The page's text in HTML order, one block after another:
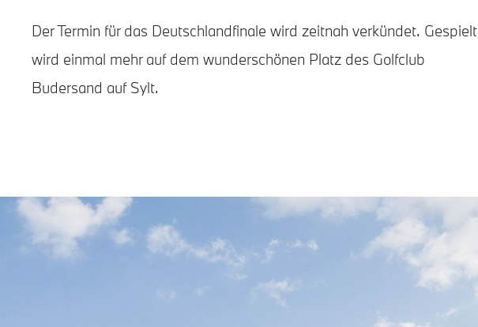
Der Termin für das Deutschlandfinale wird zeitnah verkündet. Gespielt
wird einmal mehr auf dem wunderschönen Platz des Golfclub
Budersand auf Sylt.